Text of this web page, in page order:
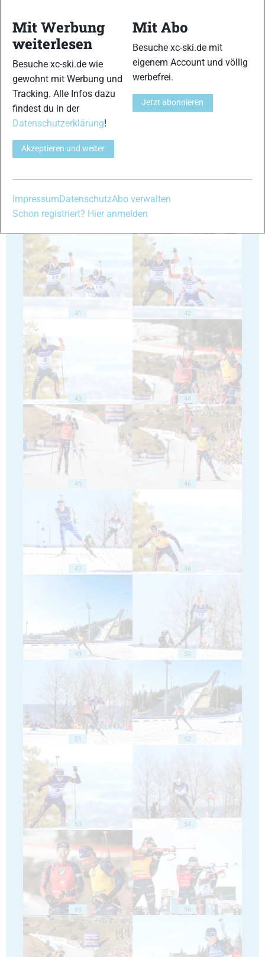
41 42
43 44
45 46
47 48
49 50
51 52
53 54
55 56
Mit Werbung
weiterlesen
Besuche xc-ski.de wie
gewohnt mit Werbung und
Tracking. Alle Infos dazu
findest du in der
Datenschutzerklärung!
Akzeptieren und weiter
Mit Abo
Besuche xc-ski.de mit
eigenem Account und völlig
werbefrei.
Jetzt abonnieren
Impressum DatenschutzAbo verwalten
Schon registriert? Hier anmelden